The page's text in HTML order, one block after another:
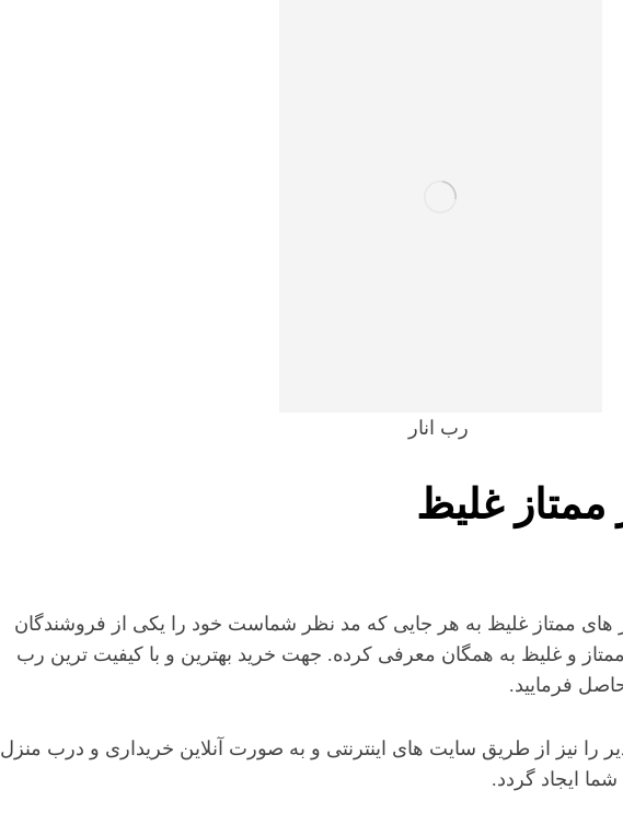
رب انار
غلیظ
های ممتاز غلیظ به هر جایی که مد نظر شماست خود را یکی از فروشندگان
و غلیظ به همگان معرفی کرده. جهت خرید بهترین و با کیفیت ترین رب
فرمایید.
را نیز از طریق سایت های اینترنتی و به صورت آنلاین خریداری و درب منزل
ایجاد گردد.